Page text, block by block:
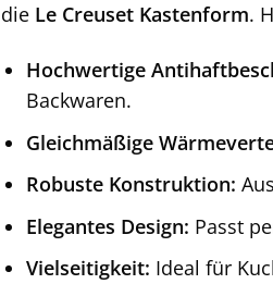
die Le Creuset Kastenform.
Hochwertige
Backwaren.
Gleichmäßige
Robuste Konstruktion:
Elegantes Design: Passt
Vielseitigkeit: Ideal für